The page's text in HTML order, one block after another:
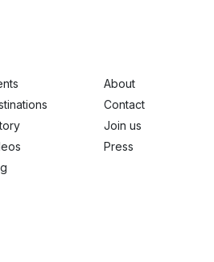
About
Contact
Join us
Press